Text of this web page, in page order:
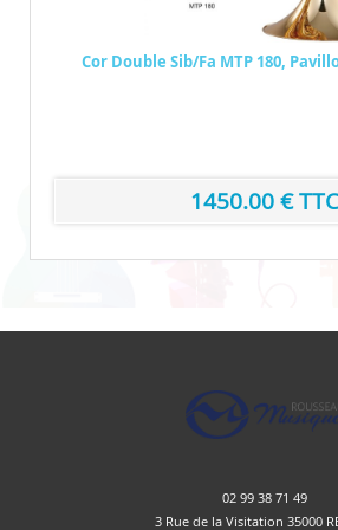
Cor Double Sib/Fa MTP 180,
1450.00 € TTC
02 99 38 71 49
3 Rue de la Visitation 35000